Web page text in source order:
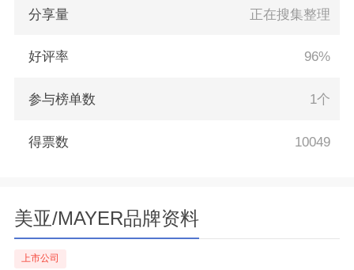
分享量 正在搜集整理
好评率 96%
参与榜单数 1个
得票数 10049
美亚/MAYER品牌资料
上市公司